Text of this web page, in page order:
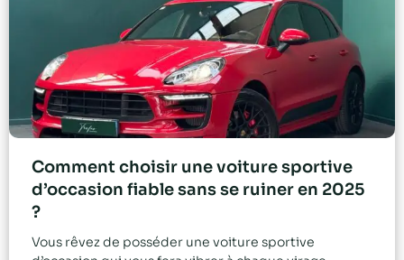
Comment choisir une voiture sportive
d’occasion fiable sans se ruiner en 2025
?
Vous rêvez de posséder une voiture sportive